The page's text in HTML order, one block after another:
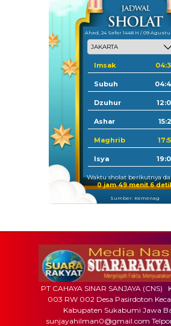
Ahad, 24 Safar 1448 H / 09
Imsak
Subuh
Dzuhur
Ashar
Maghrib
Isya
Waktu sholat berikutnya
0 jam 49 menit 5
Sumber: Kemenag
PT CAHAYA SINAR SANJAYA (CNS)
003 RW 002 Desa Pasirdoton
Kabupaten Sukabumi Jawa
sunjayahilman0@gmail.com